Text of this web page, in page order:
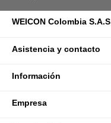
WEICON Colombia S.A.S
Asistencia y contacto
Información
Empresa